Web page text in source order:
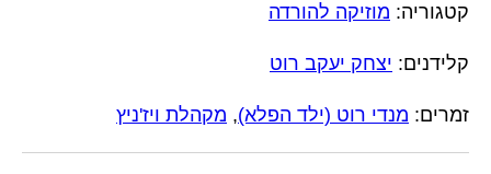
קטגוריה: מוזיקה להורדה
קלידנים: יצחק יעקב רוט
זמרים: מנדי רוט (ילד הפלא), מקהלת ויז'ניץ